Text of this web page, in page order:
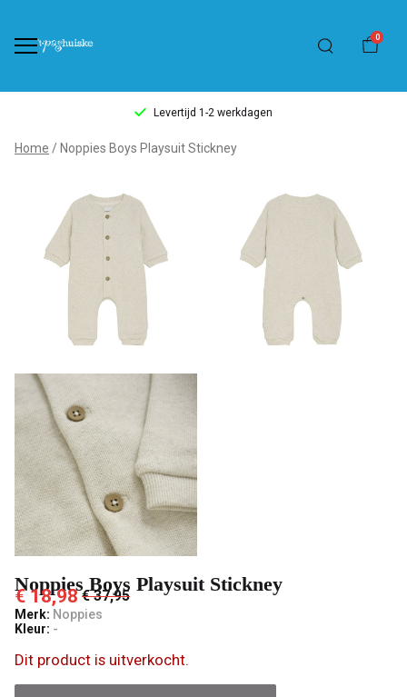
0
Levertijd 1-2 werkdagen
Noppies
Boys
Playsuit
Stickney
Pashuiske
Home Noppies Boys Playsuit Stickney
Noppies Boys Playsuit Stickney
€ 18,98 € 37,95
Merk: Noppies
Kleur: -
Dit product is uitverkocht.